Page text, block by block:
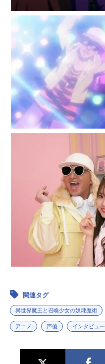
関連タグ
異世界魔王と召喚少女の奴隷魔術
アニメ 声優 インタビュー